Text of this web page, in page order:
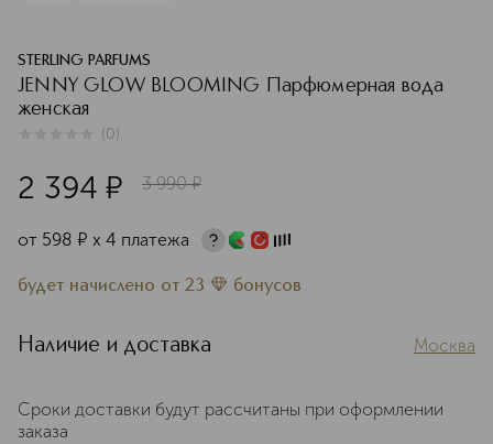
STERLING PARFUMS
JENNY GLOW BLOOMING Парфюмерная вода
женская
(0)
2 394 ¤ 3 990 ¤
от 598 ¤ х 4 платежа
будет начислено от 23 бонусов
Наличие и доставка Москва
Сроки доставки будут рассчитаны при оформлении
заказа